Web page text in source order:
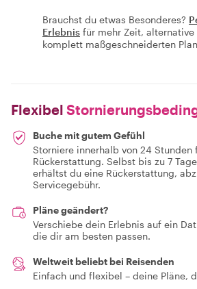
Brauchst du etwas Besonderes?
Erlebnis für mehr Zeit,
komplett maßgeschneiderten
Flexibel
Buche mit gutem Gefühl
Storniere innerhalb von 24
Rückerstattung. Selbst bis zu 7
erhältst du eine Rückerstattung,
Servicegebühr.
Pläne geändert?
Verschiebe dein Erlebnis auf ein
die dir am besten passen.
Weltweit beliebt bei Reisenden
Einfach und flexibel – deine Pläne,